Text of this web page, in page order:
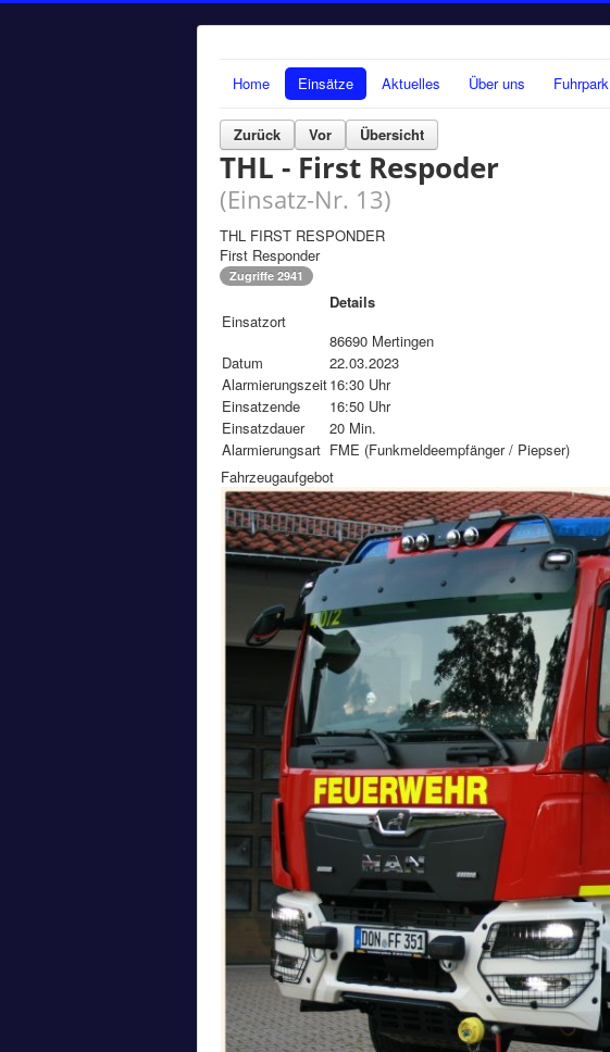
Home Einsätze Aktuelles Über uns Fuhrpark
Zurück Vor Übersicht
THL - First Respoder
(Einsatz-Nr. 13)
THL FIRST RESPONDER
First Responder
Zugriffe 2941
Einsatzort
Details
86690 Mertingen
Datum
22.03.2023
Alarmierungszeit16:30 Uhr
Einsatzende
16:50 Uhr
Einsatzdauer
20 Min.
Alarmierungsart FME (Funkmeldeempfänger / Piepser)
Fahrzeugaufgebot